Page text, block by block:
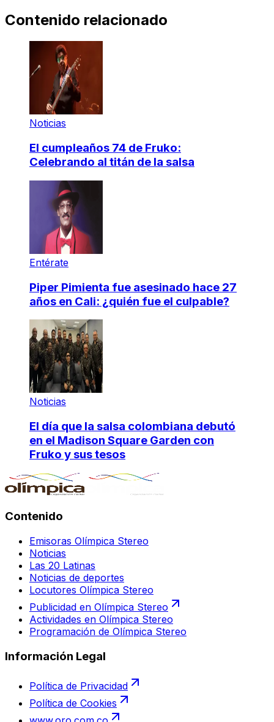
Contenido relacionado
Noticias
El cumpleaños 74 de Fruko:
Celebrando al titán de la salsa
Entérate
Piper Pimienta fue asesinado hace 27
años en Cali: ¿quién fue el culpable?
Noticias
El día que la salsa colombiana debutó
en el Madison Square Garden con
Fruko y sus tesos
Contenido
Emisoras Olímpica Stereo
Noticias
Las 20 Latinas
Noticias de deportes
Locutores Olímpica Stereo
Publicidad en Olímpica Stereo
Actividades en Olímpica Stereo
Programación de Olímpica Stereo
Información Legal
Política de Privacidad
Política de Cookies